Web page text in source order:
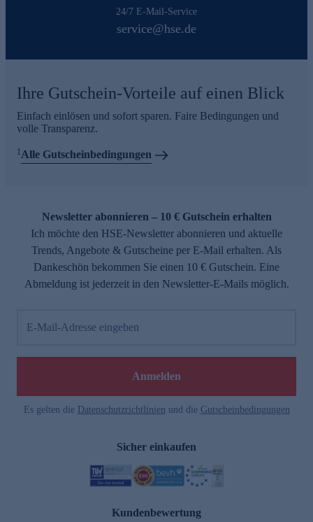
24/7 E-Mail-Service
service@hse.de
Ihre Gutschein-Vorteile auf einen Blick
Einfach einlösen und sofort sparen. Faire Bedingungen und
volle Transparenz.
1Alle Gutscheinbedingungen
Newsletter abonnieren – 10 € Gutschein erhalten
Ich möchte den HSE-Newsletter abonnieren und aktuelle
Trends, Angebote & Gutscheine per E-Mail erhalten. Als
Dankeschön bekommen Sie einen 10 € Gutschein. Eine
Abmeldung ist jederzeit in den Newsletter-E-Mails möglich.
E-Mail-Adresse eingeben
Anmelden
Es gelten die Datenschutzrichtlinien und die Gutscheinbedingungen
Sicher einkaufen
Kundenbewertung